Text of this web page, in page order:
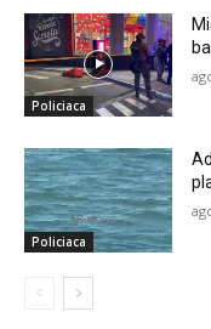
Policiaca
Policiaca